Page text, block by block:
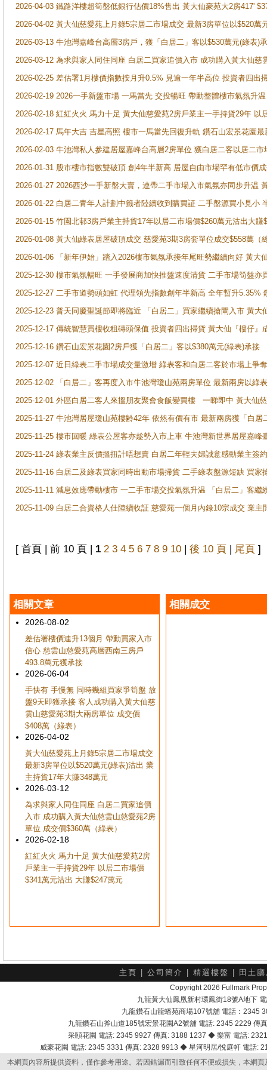
2026-04-03 鐵路洋樓超筍盤低銀行估價18%售出 黃大仙豪苑大2房417'
2026-04-02 黃大仙慈愛苑上月錄5宗居二市場成交 最新3房單位以$520萬
2026-03-13 牛池灣嘉峰台高層3房戶，獲「白居二」客以$530萬元(綠表)
2026-03-12 為求與家人同住同座 白居二買家追價入市 成功購入黃大仙
2026-02-25 差估署1月樓價指數按月升0.5% 見逾一年半高位 投資者四
2026-02-19 2026一手新盤市場 一馬當先 交投暢旺 帶動整體樓市氣氛升
2026-02-18 紅紅火火 馬力十足 黃大仙慈愛苑2房戶業主一手持貨29年 以
2026-02-17 馬年大吉 吉星高照 樓市一馬當先回復升軌 鑽石山宏景花園
2026-02-03 牛池灣私人參建居屋嘉峰台高層2房單位 獲白居二客以居二市
2026-01-31 股市樓市指數雙破頂 創4年半新高 居屋自由市場罕有低市價
2026-01-27 2026西沙一手新盤大賣，連帶二手市場入市氣氛亦同步升温
2026-01-22 白居二青年人計劃中籤者陸續收到購買証 二手盤源買小見小
2026-01-15 竹園北邨3房戶業主持貨17年以居二市場價$260萬元沽出大賺
2026-01-08 黃大仙綠表居屋破頂成交 慈愛苑3期3房套單位成交$558萬（
2026-01-06 「新年伊始」踏入2026樓市氣氛承接年尾旺勢繼續向好 黃
2025-12-30 樓市氣氛暢旺 一手發展商加快推盤速度清貨 二手市場筍盤
2025-12-27 二手市道勢頭如虹 代理領先指數創年半新高 全年暫升5.35%
2025-12-23 普天同慶聖誕節即將臨近 「白居二」買家繼續搶閘入市 黃
2025-12-17 傳統智慧買樓收租磚頭保值 投資者四出掃貨 黃大仙『樓仔
2025-12-16 鑽石山宏景花園2房戶獲「白居二」客以$380萬元(綠表)承接
2025-12-07 近日綠表二手市場成交量激增 綠表客和白居二客於市場上
2025-12-02 「白居二」客再度入市牛池灣瓊山苑兩房單位 最新兩房以綠
2025-12-01 外區白居二客人來搵朋友聚會食飯變買樓 一睇即中 黃大仙
2025-11-27 牛池灣居屋瓊山苑樓齢42年 依然有價有市 最新兩房獲「白居
2025-11-25 樓市回暖 綠表公屋客亦趁勢入市上車 牛池灣新世界居屋嘉峰
2025-11-24 綠表業主反價搵扭計唔想賣 白居二年輕夫婦誠意感動業主簽
2025-11-16 白居二及綠表買家同時出動市場掃貨 二手綠表盤源短缺 買
2025-11-11 減息效應帶動樓市 一二手市場交投氣氛升温 「白居二」客
2025-11-09 白居二合資格人仕陸續收証 慈愛苑一個月內錄10宗成交 業
[ 首頁 | 前 10 頁 | 1 2 3 4 5 6 7 8 9 10 | 後 10 頁 | 尾頁 ]
相關文章
2026-08-02
差估署樓價連升13個月 帶動買家入市
信心 慈雲山慈愛苑高層西南三房戶
493.8萬元獲承接
2026-06-04
手快有 手慢無 同時幾組買家爭筍盤 放
盤9天即獲承接 客人成功購入黃大仙慈
雲山慈愛苑3期大兩房單位 成交價
$408萬（綠表）
2026-04-02
黃大仙慈愛苑上月錄5宗居二市場成交
最新3房單位以$520萬元(綠表)沽出 業
主持貨17年大賺348萬元
2026-03-12
為求與家人同住同座 白居二買家追價
入市 成功購入黃大仙慈雲山慈愛苑2房
單位 成交價$360萬（綠表）
2026-02-18
紅紅火火 馬力十足 黃大仙慈愛苑2房
戶業主一手持貨29年 以居二市場價
$341萬元沽出 大賺$247萬元
相關成交
主頁 公司簡介 精選樓盤 田土
Copyright 2026 Fullmark
九龍黃大仙鳳凰新村環鳳街18號A地下
九龍鑽石山龍蟠苑商場107號舖 電話：2345
九龍鑽石山斧山道185號宏景花園A2號舖 電話: 2345 2229
采頣花園 電話: 2345 9927 傳真: 3188 1237 ◆ 樂富 電話:
威豪花園 電話: 2345 3331 傳真: 2328 9913 ◆ 星河明居/悅庭軒 電話
本網頁內容所提供資料，僅作參考用途。若因錯漏而引致任何不便或損失，本網